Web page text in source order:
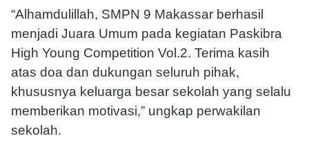
“Alhamdulillah, SMPN 9 Makassar berhasil
menjadi Juara Umum pada kegiatan Paskibra
High Young Competition Vol.2. Terima kasih
atas doa dan dukungan seluruh pihak,
khususnya keluarga besar sekolah yang selalu
memberikan motivasi,” ungkap perwakilan
sekolah.